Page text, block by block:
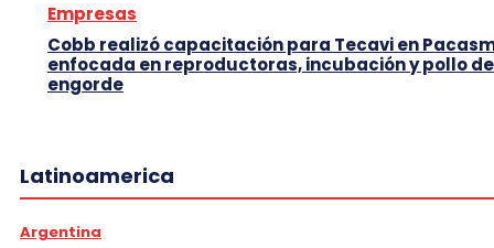
Empresas
Cobb realizó capacitación para Tecavi en
enfocada en reproductoras, incubación y pollo de
engorde
Latinoamerica
Argentina